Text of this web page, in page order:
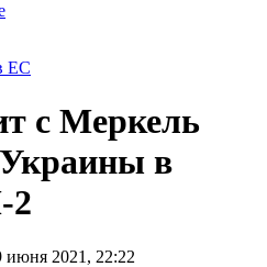
ЕС
с Меркель
Украины в
2
июня 2021, 22:22